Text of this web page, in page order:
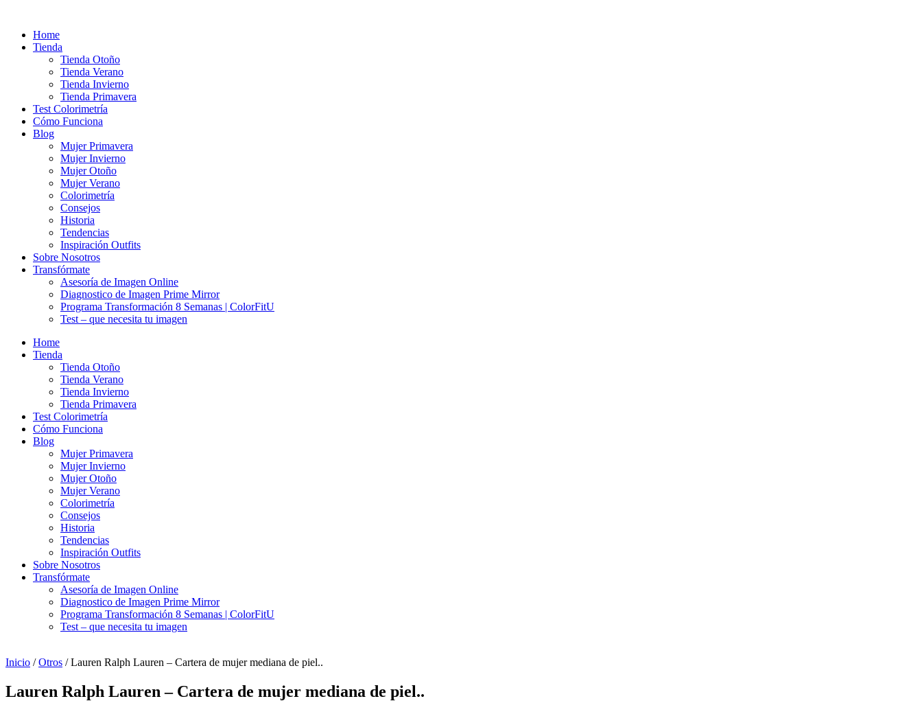
contenidoHome
Tienda
Tienda Otoño
Tienda Verano
Tienda Invierno
Tienda Primavera
Test Colorimetría
Cómo Funciona
Blog
Mujer Primavera
Mujer Invierno
Mujer Otoño
Mujer Verano
Colorimetría
Consejos
Historia
Tendencias
Inspiración Outfits
Sobre Nosotros
Transfórmate
Asesoría de Imagen Online
Diagnostico de Imagen Prime Mirror
Programa Transformación 8 Semanas | ColorFitU
Test – que necesita tu imagen
Home
Tienda
Tienda Otoño
Tienda Verano
Tienda Invierno
Tienda Primavera
Test Colorimetría
Cómo Funciona
Blog
Mujer Primavera
Mujer Invierno
Mujer Otoño
Mujer Verano
Colorimetría
Consejos
Historia
Tendencias
Inspiración Outfits
Sobre Nosotros
Transfórmate
Asesoría de Imagen Online
Diagnostico de Imagen Prime Mirror
Programa Transformación 8 Semanas | ColorFitU
Test – que necesita tu imagen
Inicio /Otros / Lauren Ralph Lauren – Cartera de mujer mediana de piel..
Lauren Ralph Lauren – Cartera de mujer mediana de piel..